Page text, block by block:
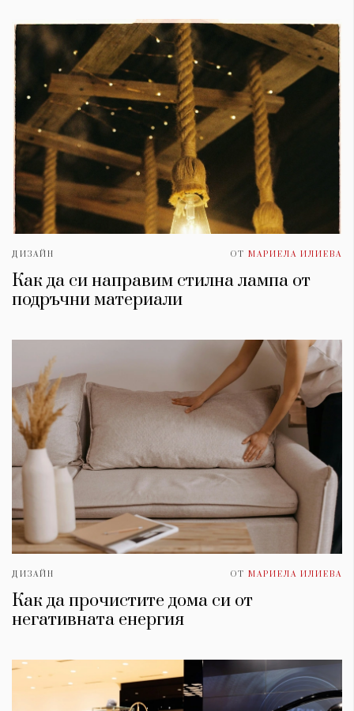
ДИЗАЙН ОТ МАРИЕЛА ИЛИЕВА
Как да си направим стилна лампа от
подръчни материали
ДИЗАЙН ОТ МАРИЕЛА ИЛИЕВА
Как да прочистите дома си от
негативната енергия